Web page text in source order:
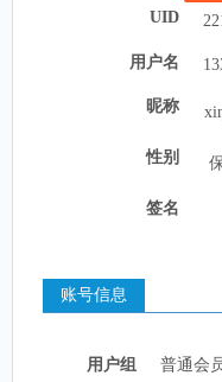
UID
用户名
昵称
性别
签名
账号信息
用户组
普通会